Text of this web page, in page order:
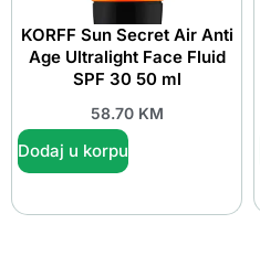
KORFF Sun Secret Air Anti
Age Ultralight Face Fluid
SPF 30 50 ml
58.70 KM
Dodaj u korpu